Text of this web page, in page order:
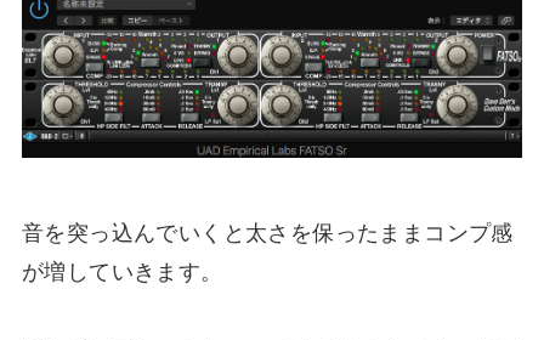
音を突っ込んでいくと太さを保ったままコンプ感
が増していきます。